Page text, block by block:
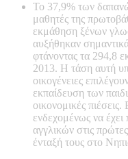
Το 37,9% των
μαθητές της
εκμάθηση ξένων
αυξήθηκαν
φτάνοντας τα 294,8
2013. Η τάση αυτή
οικογένειες
εκπαίδευση των
οικονομικές
ενδεχομένως να έχει
αγγλικών στις
ένταξή τους στο